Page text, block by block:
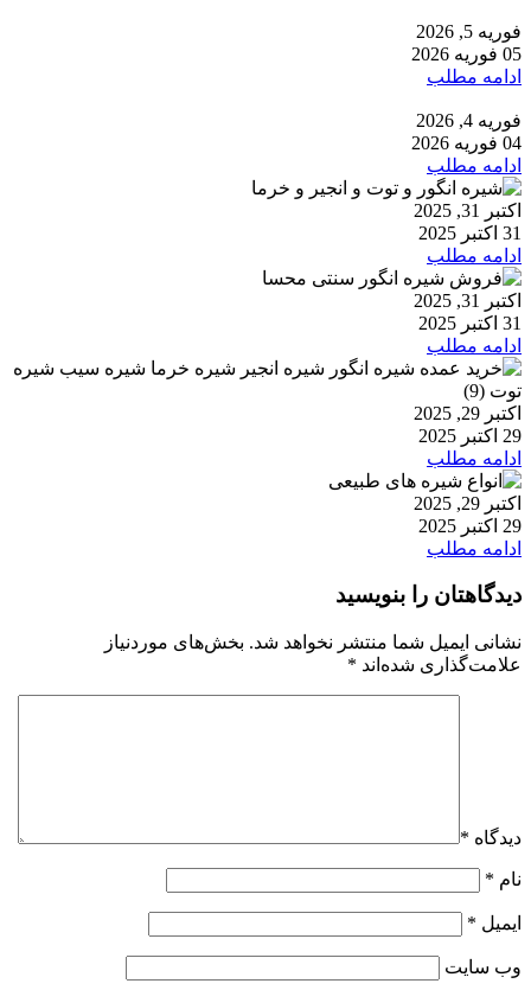
فوریه 5, 2026
05 فوریه 2026
ادامه مطلب
فوریه 4, 2026
04 فوریه 2026
ادامه مطلب
اکتبر 31, 2025
31 اکتبر 2025
ادامه مطلب
اکتبر 31, 2025
31 اکتبر 2025
ادامه مطلب
اکتبر 29, 2025
29 اکتبر 2025
ادامه مطلب
اکتبر 29, 2025
29 اکتبر 2025
ادامه مطلب
دیدگاهتان را بنویسید
نشانی ایمیل شما منتشر نخواهد شد. بخش‌های موردنیاز
علامت‌گذاری شده‌اند *
دیدگاه *
نام *
ایمیل *
وب‌ سایت